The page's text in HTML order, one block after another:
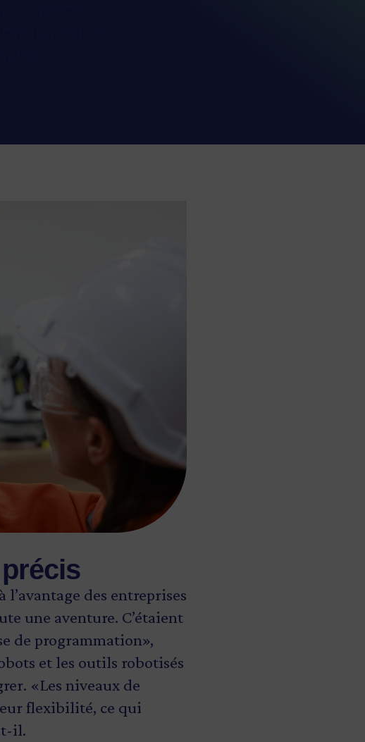
l’avantage des entreprises
une aventure. C’étaient
de programmation»,
et les outils robotisés
«Les niveaux de
flexibilité, ce qui
t-il.